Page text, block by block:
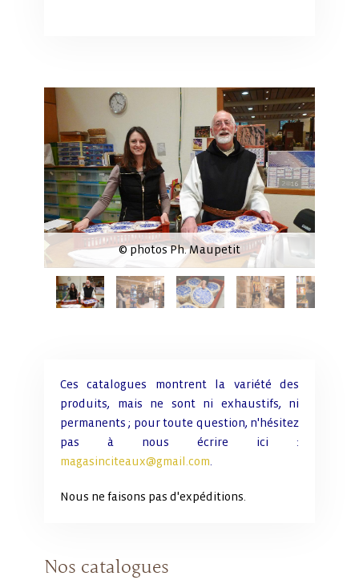
© photos Ph. Maupetit
Ces catalogues montrent la variété des
produits, mais ne sont ni exhaustifs, ni
permanents ; pour toute question, n'hésitez
pas à nous écrire ici :
magasinciteaux@gmail.com.
Nous ne faisons pas d'expéditions.
Nos catalogues